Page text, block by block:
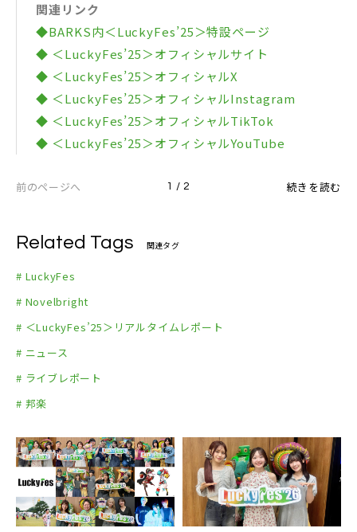
関連リンク
◆BARKS内＜LuckyFes’25＞特設ページ
◆ ＜LuckyFes’25＞オフィシャルサイト
◆ ＜LuckyFes’25＞オフィシャルX
◆ ＜LuckyFes’25＞オフィシャルInstagram
◆ ＜LuckyFes’25＞オフィシャルTikTok
◆ ＜LuckyFes’25＞オフィシャルYouTube
前のページへ 1 / 2 続きを読む
Related Tags 関連タグ
# LuckyFes
# Novelbright
# ＜LuckyFes’25＞リアルタイムレポート
# ニュース
# ライブレポート
# 邦楽